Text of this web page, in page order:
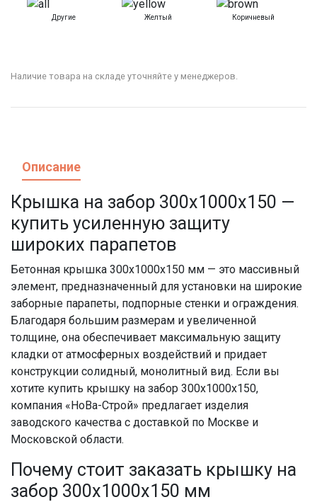
Другие Желтый Коричневый
Наличие товара на складе уточняйте у менеджеров.
Описание
Крышка на забор 300x1000x150 —
купить усиленную защиту
широких парапетов
Бетонная крышка 300x1000x150 мм — это массивный
элемент, предназначенный для установки на широкие
заборные парапеты, подпорные стенки и ограждения.
Благодаря большим размерам и увеличенной
толщине, она обеспечивает максимальную защиту
кладки от атмосферных воздействий и придает
конструкции солидный, монолитный вид. Если вы
хотите купить крышку на забор 300x1000x150,
компания «НоВа-Строй» предлагает изделия
заводского качества с доставкой по Москве и
Московской области.
Почему стоит заказать крышку на
забор 300x1000x150 мм